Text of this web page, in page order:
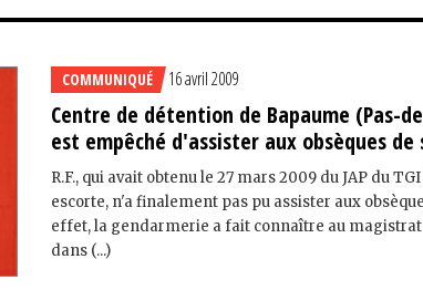
COMMUNIQUÉ 16 avril 2009
Centre de détention de Bapaume (Pas-
est empêché d'assister aux obsèques de
R.F., qui avait obtenu le 27 mars 2009 du JAP du
escorte, n'a finalement pas pu assister aux
effet, la gendarmerie a fait connaître au
dans (...)